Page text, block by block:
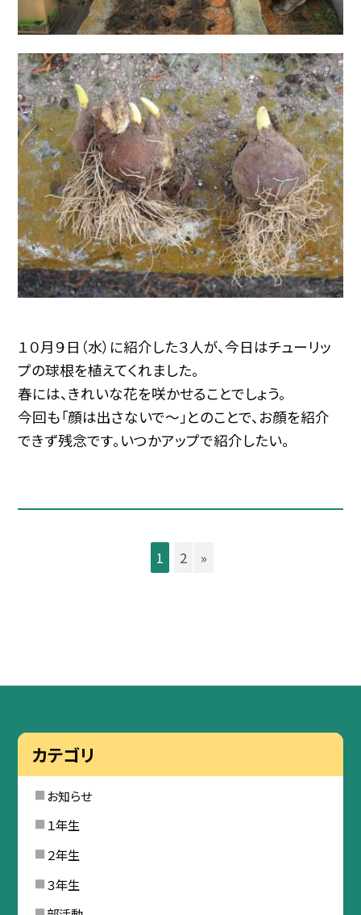
１０月９日（水）に紹介した３人が、今日はチューリッ
プの球根を植えてくれました。
春には、きれいな花を咲かせることでしょう。
今回も「顔は出さないで〜」とのことで、お顔を紹介
できず残念です。いつかアップで紹介したい。
1 2 »
カテゴリ
お知らせ
１年生
２年生
３年生